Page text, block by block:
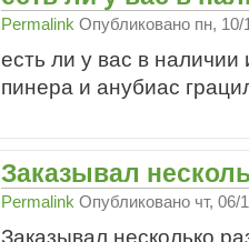
Permalink Опубликовано пн, 10/
есть ли у вас в
пинера и анубиас
Заказывал
Permalink Опубликовано чт, 06/
Заказывал несколько